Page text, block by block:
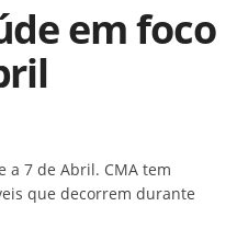
em foco
a 7 de Abril. CMA tem
que decorrem durante